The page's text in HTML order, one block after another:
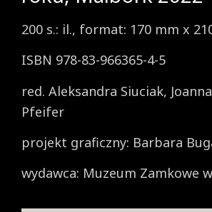
200 s.: il., format: 170 mm x
ISBN 978-83-966365-4-5
red. Aleksandra Siuciak,
Pfeifer
projekt graficzny: Barbara
wydawca: Muzeum Zamkowe